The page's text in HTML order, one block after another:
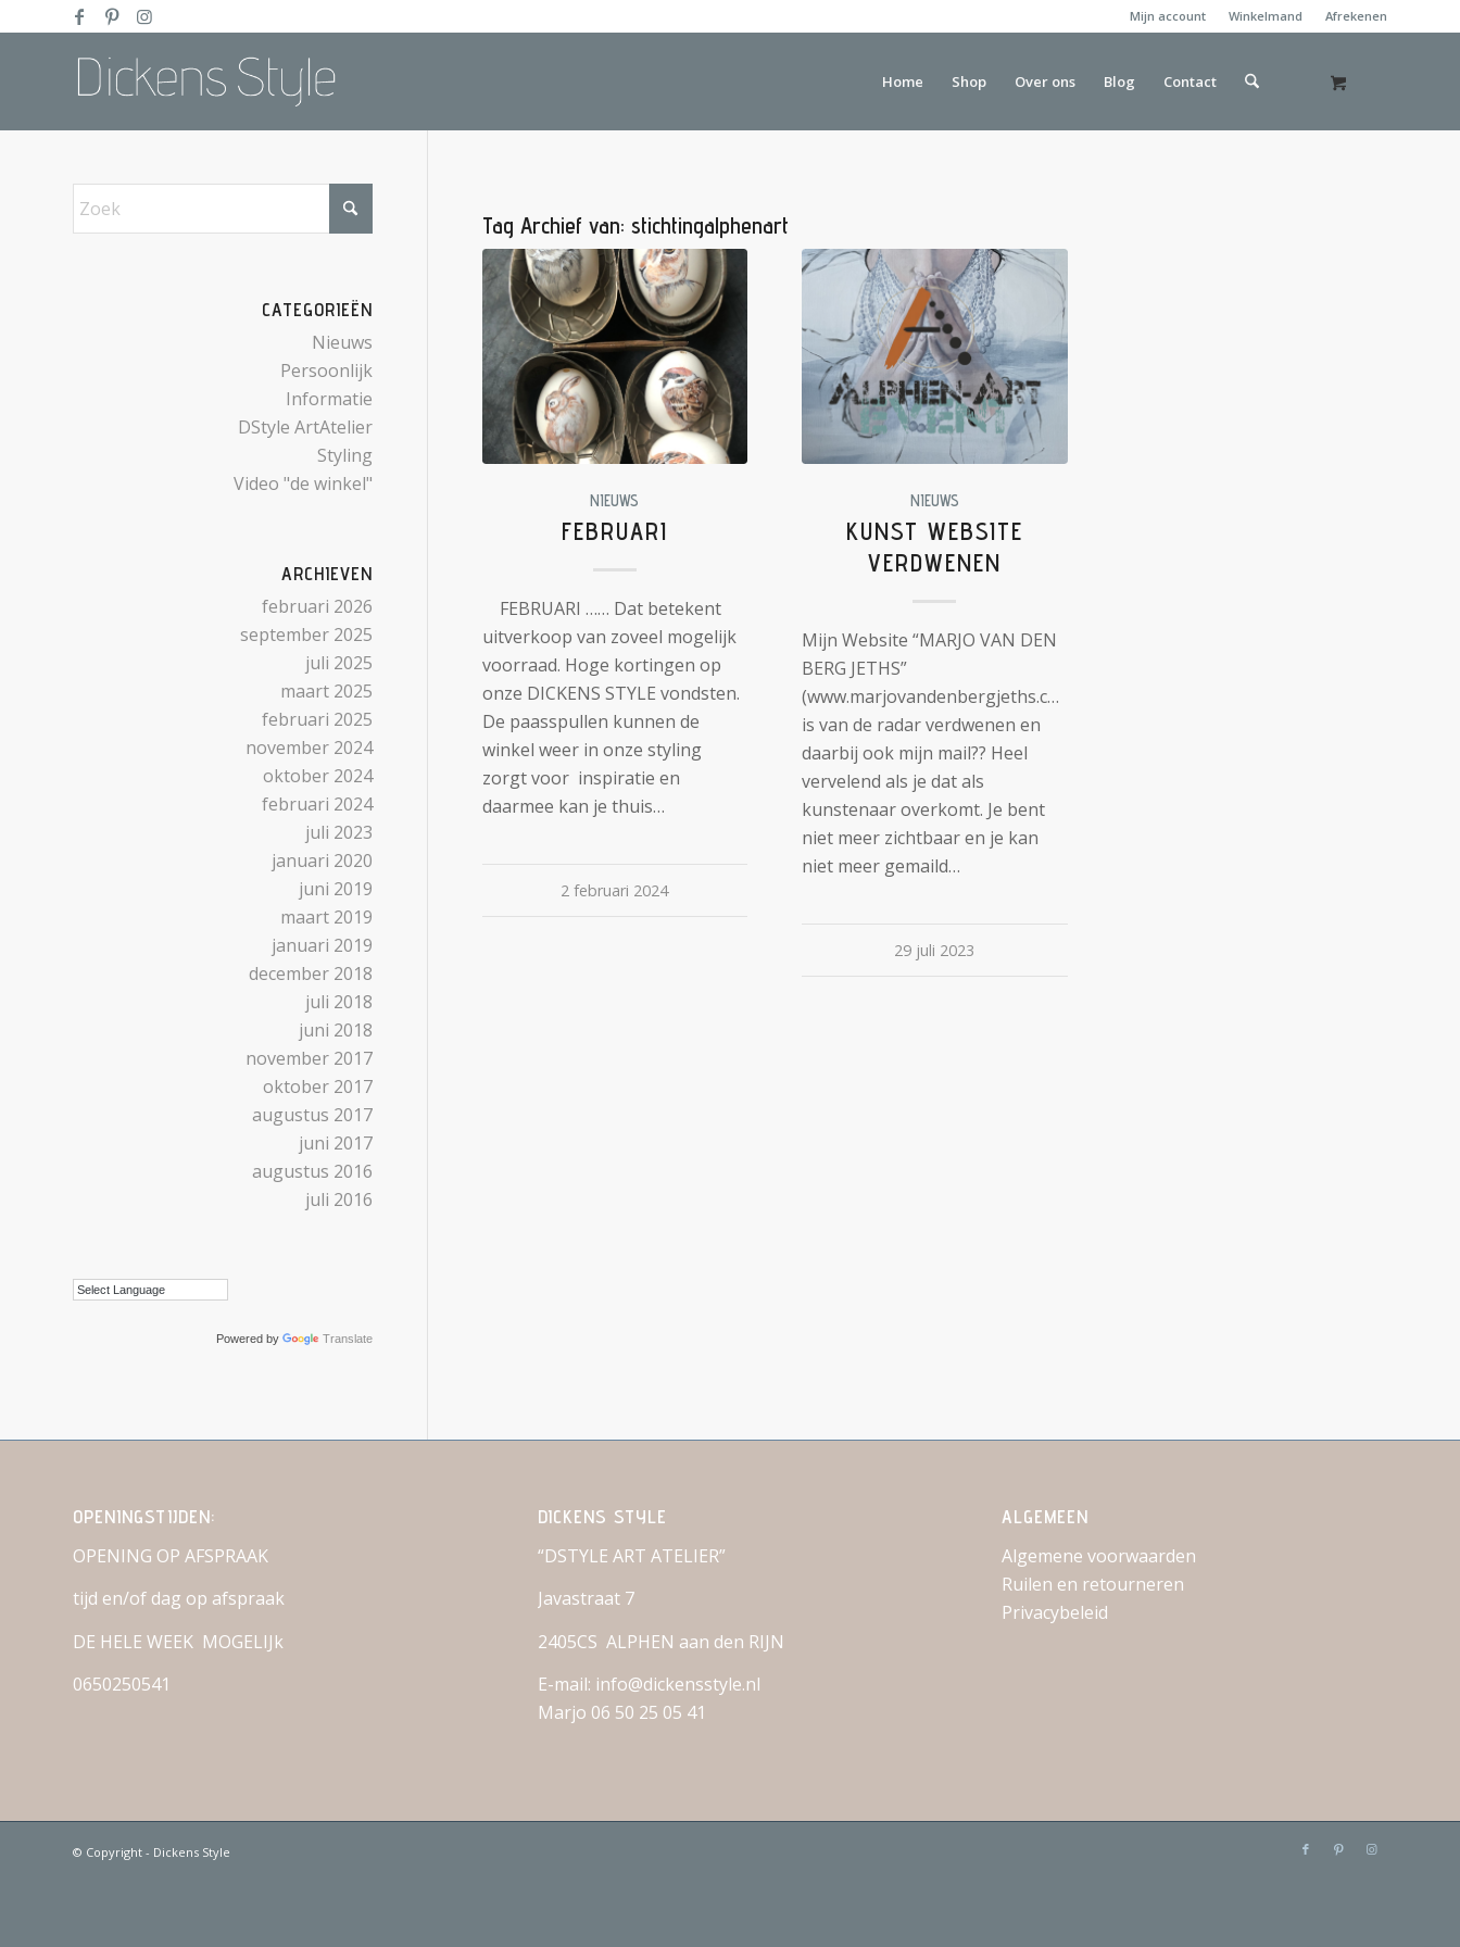
Mijn account Winkelmand Afrekenen
Home Shop Over ons Blog Contact
Tag Archief van: stichtingalphenart
NIEUWS
FEBRUARI
FEBRUARI …… Dat betekent
uitverkoop van zoveel mogelijk
voorraad. Hoge kortingen op
onze DICKENS STYLE vondsten.
De paasspullen kunnen de
winkel weer in onze styling
zorgt voor inspiratie en
daarmee kan je thuis…
2 februari 2024
NIEUWS
KUNST WEBSITE
VERDWENEN
Mijn Website “MARJO VAN DEN
BERG JETHS”
(www.marjovandenbergjeths.com)
is van de radar verdwenen en
daarbij ook mijn mail?? Heel
vervelend als je dat als
kunstenaar overkomt. Je bent
niet meer zichtbaar en je kan
niet meer gemaild…
29 juli 2023
CATEGORIEËN
Nieuws
Persoonlijk
Informatie
DStyle ArtAtelier
Styling
Video "de winkel"
ARCHIEVEN
februari 2026
september 2025
juli 2025
maart 2025
februari 2025
november 2024
oktober 2024
februari 2024
juli 2023
januari 2020
juni 2019
maart 2019
januari 2019
december 2018
juli 2018
juni 2018
november 2017
oktober 2017
augustus 2017
juni 2017
augustus 2016
juli 2016
Powered by Translate
OPENINGSTIJDEN:
OPENING OP AFSPRAAK
tijd en/of dag op afspraak
DE HELE WEEK MOGELIJk
0650250541
DICKENS STYLE
“DSTYLE ART ATELIER”
Javastraat 7
2405CS ALPHEN aan den RIJN
E-mail: info@dickensstyle.nl
Marjo 06 50 25 05 41
ALGEMEEN
Algemene voorwaarden
Ruilen en retourneren
Privacybeleid
© Copyright - Dickens Style